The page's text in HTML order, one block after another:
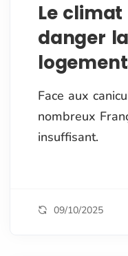
Le
danger
Face aux
nombreux
insuffisant.
09/10/2025